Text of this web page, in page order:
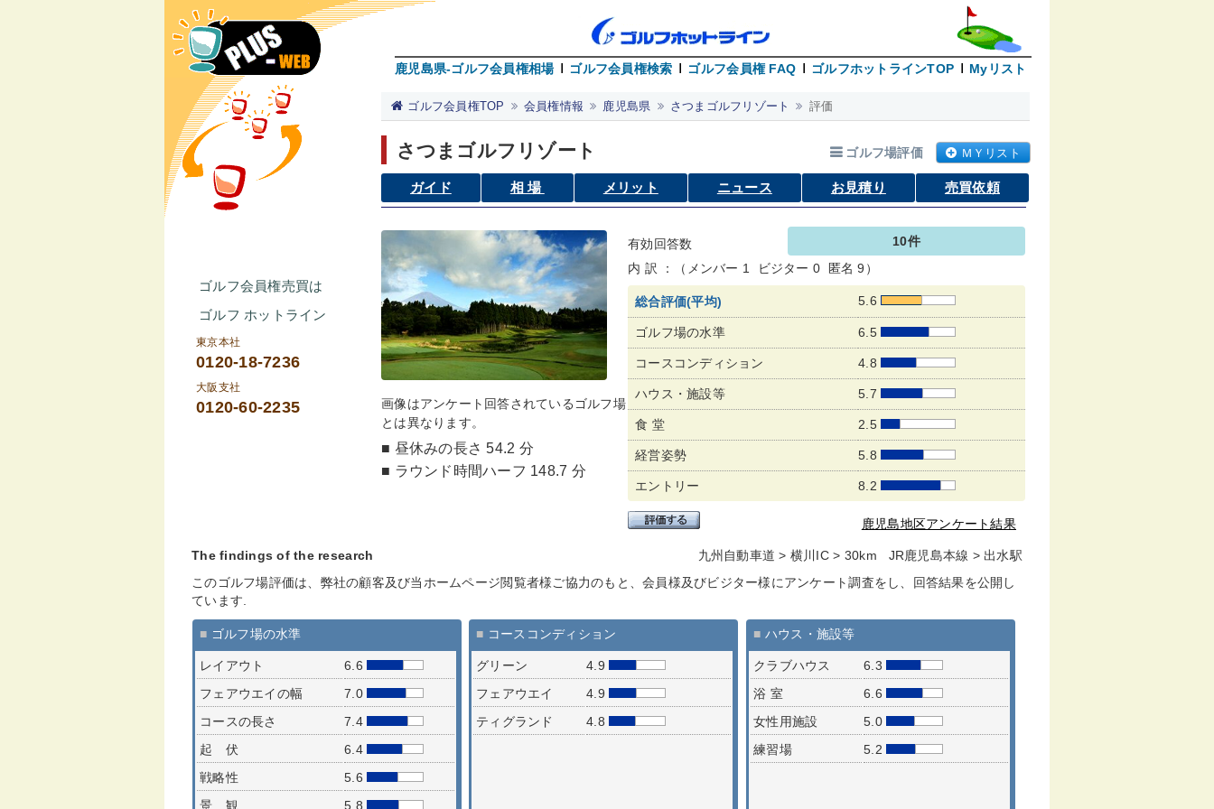
鹿児島県-ゴルフ会員権相場 ゴルフ会員権検索 ゴルフ会員権 FAQ ゴルフホットラインTOP Myリスト
ゴルフ会員権売買は
ゴルフ ホットライン
東京本社
0120-18-7236
大阪支社
0120-60-2235
ゴルフ会員権TOP 会員権情報 鹿児島県 さつまゴルフリゾート 評価
さつまゴルフリゾート ゴルフ場評価 ＭＹリスト
ガイド 相場 メリット ニュース お見積り 売買依頼
画像はアンケート回答されているゴルフ場
とは異なります。
■ 昼休みの長さ 54.2 分
■ ラウンド時間ハーフ 148.7 分
有効回答数
10件
内 訳 ：（メンバー 1 ビジター 0 匿名 9）
総合評価(平均) 5.6
ゴルフ場の水準 6.5
コースコンディション 4.8
ハウス・施設等 5.7
食 堂 2.5
経営姿勢 5.8
エントリー 8.2
鹿児島地区アンケート結果
The findings of the research
九州自動車道 > 横川IC > 30km JR鹿児島本線 > 出水駅
このゴルフ場評価は、弊社の顧客及び当ホームページ閲覧者様ご協力のもと、会員様及びビジター様にアンケート調査をし、回答結果を公開し
ています.
■ ゴルフ場の水準
レイアウト
6.6
フェアウエイの幅
7.0
コースの長さ
7.4
起 伏
6.4
戦略性
5.6
景 観
5.8
■ コースコンディション
グリーン
4.9
フェアウエイ
4.9
ティグランド
4.8
■ ハウス・施設等
クラブハウス
6.3
浴 室
6.6
女性用施設
5.0
練習場
5.2